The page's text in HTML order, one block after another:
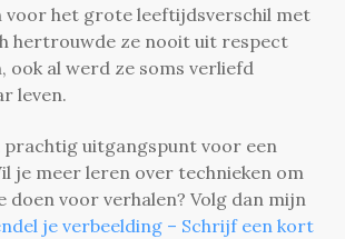
voor het grote leeftijdsverschil met
hertrouwde ze nooit uit respect
ook al werd ze soms verliefd
leven.
prachtig uitgangspunt voor een
je meer leren over technieken om
doen voor verhalen? Volg dan mijn
je verbeelding – Schrijf een kort